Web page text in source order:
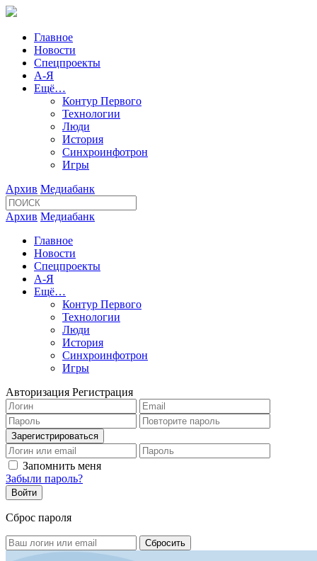
Главное
Новости
Спецпроекты
А-Я
Ещё…
Контур Первого
Технологии
Люди
История
Синхроинфотрон
Игры
Архив Медиабанк
Архив Медиабанк
Главное
Новости
Спецпроекты
А-Я
Ещё…
Контур Первого
Технологии
Люди
История
Синхроинфотрон
Игры
Авторизация Регистрация
Запомнить меня
Забыли пароль?
Сброс пароля